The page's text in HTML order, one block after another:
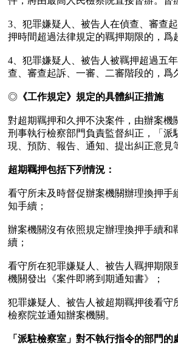
3、犯罪嫌疑人、被告人在偵查、審查
押時間超過法律規定的羈押期限的，爲
4、犯罪嫌疑人、被告人被羈押超過五
查、審查起訴、一審、二審階段的，爲
◎ 《工作規定》規定的具體糾正措施
對超期羈押和久押不決案件，由辦案機
刑事執行檢察部門負責監督糾正，「派
現、預防、報告、通知、提出糾正意見
超期羈押包括下列情況：
看守所未及時督促辦案機關辦理換押手
知手續；
辦案機關沒有依照規定辦理換押手續和
續；
看守所在犯罪嫌疑人、被告人羈押期限
機關發出《案件即將到期通知書》；
犯罪嫌疑人、被告人被超期羈押後看守
檢察院並通知辦案機關。
「派駐檢察室」對不執行指令的部門的